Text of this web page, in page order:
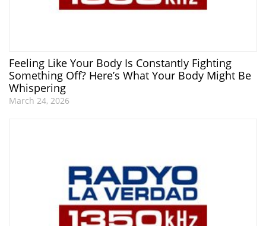
Feeling Like Your Body Is Constantly Fighting
Something Off? Here’s What Your Body Might Be
Whispering
March 24, 2026